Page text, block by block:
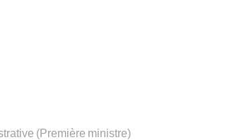
(Première ministre)